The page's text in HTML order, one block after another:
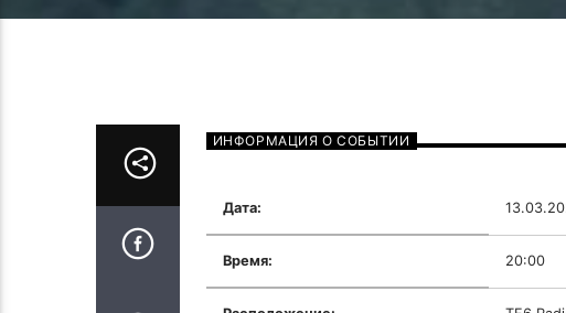
ИНФОРМАЦИЯ О СОБЫТИИ
Дата:
Время: 20:00